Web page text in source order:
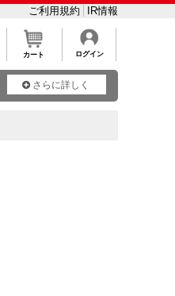
ご利用規約 IR情報
カート ログイン
さらに詳しく